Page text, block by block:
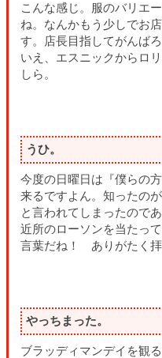
こんな感じ。服のバリエ
ね。なんかもう少しでお
す。店長目指してがんば
いえ、エスニックからロ
しら。
うひ。
今度の日曜日は『僕らの
来るですよん。知ったの
と言われてしまったので
近所のローソンを当たっ
言葉だね！ ありがたく
やっちまった。
ブラッディマンデイを観